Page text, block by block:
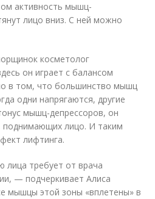
активность мышц-
лицо вниз. С ней можно
косметолог
он играет с балансом
в том, что большинство мышц
одни напрягаются, другие
мышц-депрессоров, он
лицо. И таким
лифтинга.
лица требует от врача
— подчеркивает Алиса
мышцы этой зоны «вплетены» в